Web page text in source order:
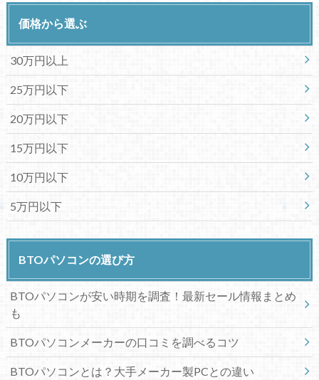
価格から選ぶ
30万円以上
25万円以下
20万円以下
15万円以下
10万円以下
5万円以下
BTOパソコンの選び方
BTOパソコンが安い時期を調査！最新セール情報まとめ
も
BTOパソコンメーカーの口コミを調べるコツ
BTOパソコンとは？大手メーカー製PCとの違い